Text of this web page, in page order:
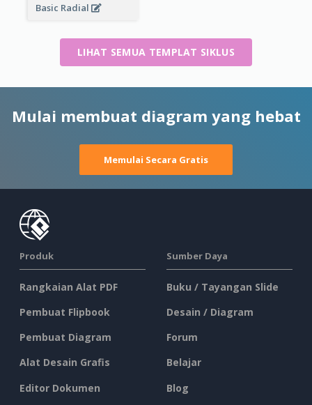
Basic Radial
LIHAT SEMUA TEMPLAT SIKLUS
Mulai membuat diagram yang hebat
Memulai Secara Gratis
Produk
Rangkaian Alat PDF
Pembuat Flipbook
Pembuat Diagram
Alat Desain Grafis
Editor Dokumen
Sumber Daya
Buku / Tayangan Slide
Desain / Diagram
Forum
Belajar
Blog